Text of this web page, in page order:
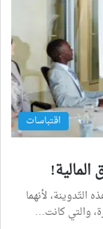
اقتباسات
المالية!
لأنهما
والتي كانت…